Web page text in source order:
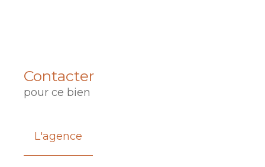
Contacter
pour ce bien
L'agence